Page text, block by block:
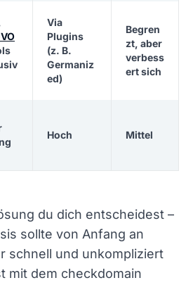
Via
Plugins
(z. B.
Germaniz
ed)
Begren
zt, aber
verbess
ert sich
Hoch Mittel
du dich entscheidest –
sollte von Anfang an
schnell und unkompliziert
mit dem checkdomain